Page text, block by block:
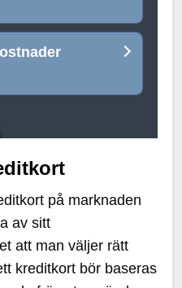
på marknaden
av sitt
att man väljer rätt
kreditkort bör baseras